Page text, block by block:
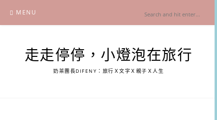
content
MENU
走走停停，小燈泡在旅行
奶茶團長DIFENY：旅行Ｘ文字Ｘ親子Ｘ人生